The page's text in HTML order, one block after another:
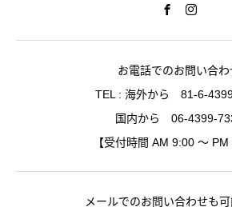
お電話でのお問い合わ
TEL : 海外から 81-6-
国内から 06-4399-
【受付時間 AM 9:00 〜 PM
メールでのお問い合わせも可